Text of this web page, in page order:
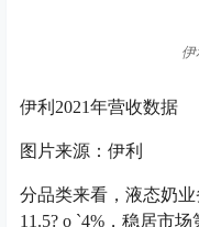
伊利2021年营收数据
图片来源：伊利
分品类来看，液态奶
11.5? o `4%，稳居市场